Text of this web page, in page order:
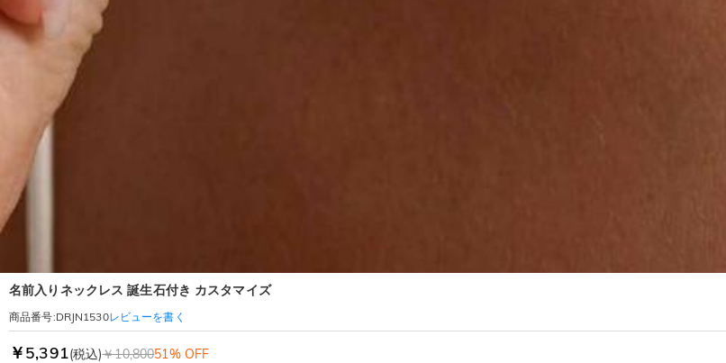
名前入りネックレス 誕生石付き カスタマイズ
商品番号:DRJN1530レビューを書く
￥5,391(税込)￥10,80051% OFF